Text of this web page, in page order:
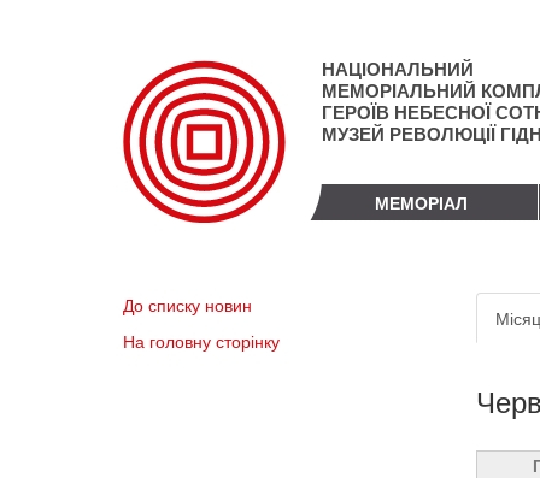
НАЦІОНАЛЬНИЙ
МЕМОРІАЛЬНИЙ
ГЕРОЇВ НЕБЕСНОЇ
МУЗЕЙ РЕВОЛЮЦІЇ
МЕМОРІАЛ
До списку новин
На головну сторінку